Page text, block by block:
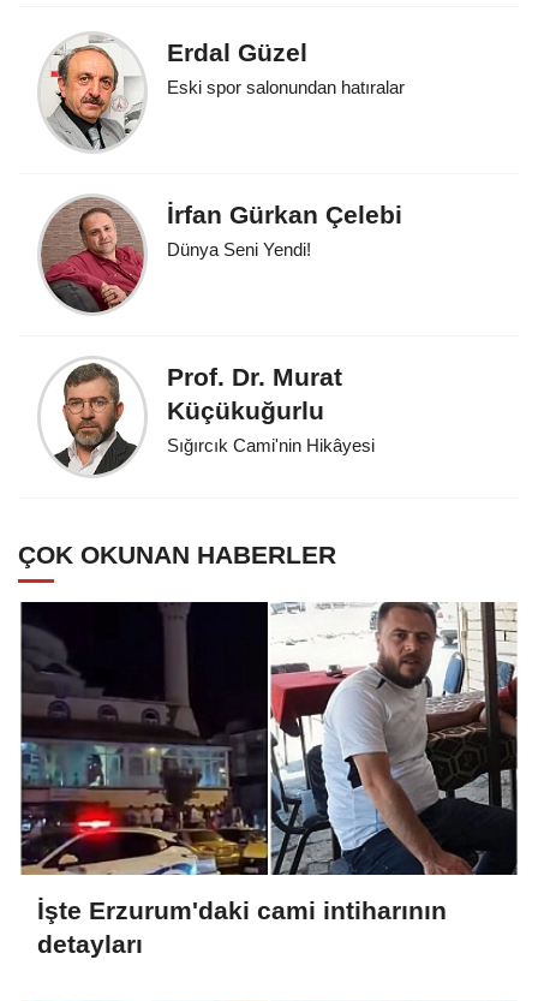
Erdal Güzel
Eski spor salonundan hatıralar
İrfan Gürkan Çelebi
Dünya Seni Yendi!
Prof. Dr. Murat
Küçükuğurlu
Sığırcık Cami'nin Hikâyesi
ÇOK OKUNAN HABERLER
İşte Erzurum'daki cami intiharının
detayları